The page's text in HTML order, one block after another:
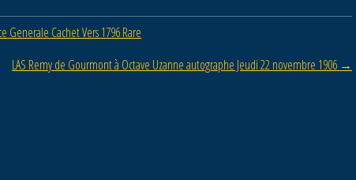
er
Generale Cachet Vers 1796 Rare
LAS Remy de Gourmont à Octave Uzanne autographe Jeudi 22 novembre 1906 →